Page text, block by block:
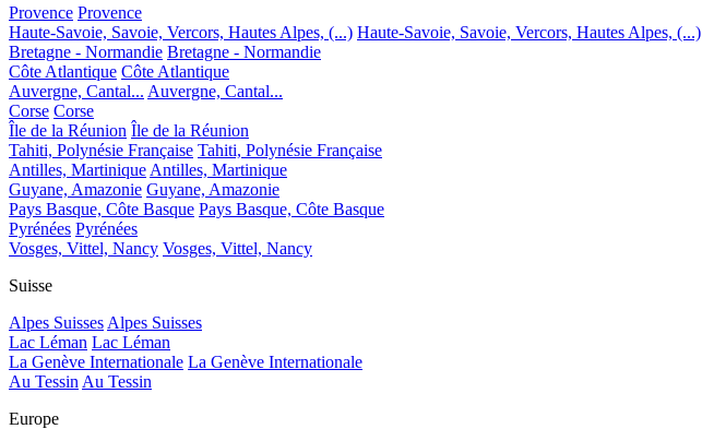
Provence Provence
Haute-Savoie, Savoie, Vercors, Hautes Alpes, (...) Haute-Savoie, Savoie, Vercors, Hautes Alpes, (...)
Bretagne - Normandie Bretagne - Normandie
Côte Atlantique Côte Atlantique
Auvergne, Cantal... Auvergne, Cantal...
Corse Corse
Île de la Réunion Île de la Réunion
Tahiti, Polynésie Française Tahiti, Polynésie Française
Antilles, Martinique Antilles, Martinique
Guyane, Amazonie Guyane, Amazonie
Pays Basque, Côte Basque Pays Basque, Côte Basque
Pyrénées Pyrénées
Vosges, Vittel, Nancy Vosges, Vittel, Nancy
Suisse
Alpes Suisses Alpes Suisses
Lac Léman Lac Léman
La Genève Internationale La Genève Internationale
Au Tessin Au Tessin
Europe